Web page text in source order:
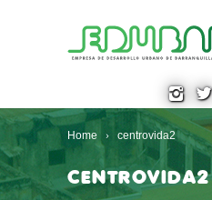
Home centrovida2
CENTROVIDA2